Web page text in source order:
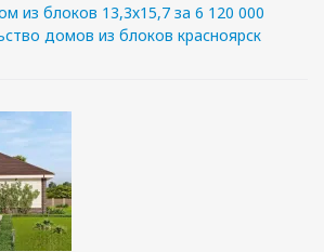
из блоков 13,3х15,7 за 6 120 000
домов из блоков красноярск